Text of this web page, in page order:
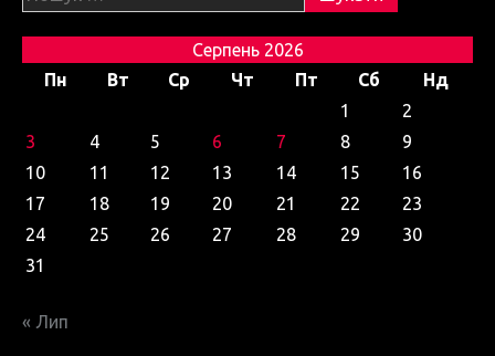
Серпень 2026
Пн
Вт Ср Чт Пт Сб
Нд
1
2
3
4 5 6 7 8
9
10
11 12 13 14 15
16
17
18 19 20 21 22
23
24
25 26 27 28 29
30
31
« Лип